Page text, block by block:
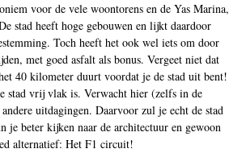
voor de vele woontorens en de Yas Marina,
stad heeft hoge gebouwen en lijkt daardoor
Toch heeft het ook wel iets om door
met goed asfalt als bonus. Vergeet niet dat
40 kilometer duurt voordat je de stad uit bent!
stad vrij vlak is. Verwacht hier (zelfs in de
uitdagingen. Daarvoor zul je echt de stad
je beter kijken naar de architectuur en gewoon
alternatief: Het F1 circuit!